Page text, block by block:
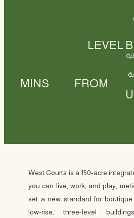
MINS FROM
West Courts is a 150-acre
you can live, work, and play,
set a new standard for
low-rise, three-level